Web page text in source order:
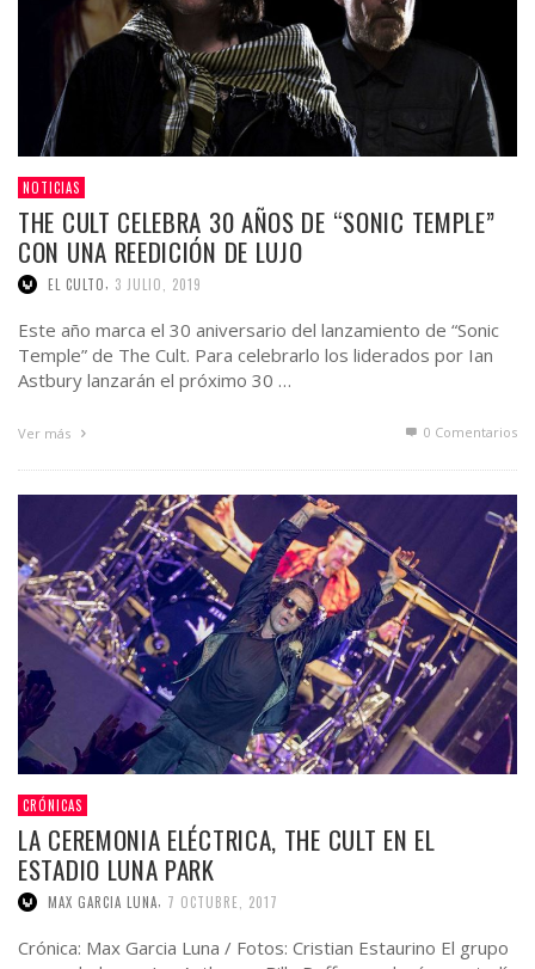
NOTICIAS
THE CULT CELEBRA 30 AÑOS DE “SONIC TEMPLE”
CON UNA REEDICIÓN DE LUJO
EL CULTO, 3 JULIO, 2019
Este año marca el 30 aniversario del lanzamiento de “Sonic
Temple” de The Cult. Para celebrarlo los liderados por Ian
Astbury lanzarán el próximo 30 …
Ver más 0 Comentarios
CRÓNICAS
LA CEREMONIA ELÉCTRICA, THE CULT EN EL
ESTADIO LUNA PARK
MAX GARCIA LUNA, 7 OCTUBRE, 2017
Crónica: Max Garcia Luna / Fotos: Cristian Estaurino El grupo